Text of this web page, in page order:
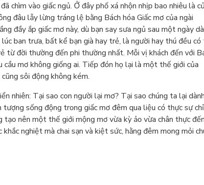
chìm vào giấc ngủ. Ở đây phố xá nhộn nhịp bao nhiêu là
đâu lẫy lừng tráng lệ bằng Bách hóa Giấc mơ của ngài
đầy ắp giấc mơ này, dù bạn say sưa ngủ sau một ngày
ban trưa, bất kể bạn già hay trẻ, là người hay thú đều có
từ đời thường đến phi thường nhất. Mỗi vị khách đến với
cầu mơ không giống ai. Tiếp đón họ lại là một thế giới của
sôi động không kém.
nhiên: Tại sao con người lại mơ? Tại sao chúng ta lại
tượng sống động trong giấc mơ đêm qua liệu có thực sự
tạo nên một thế giới mộng mơ vừa kỳ ảo vừa chân thực
nghiệt mà chai sạn và kiệt sức, hằng đêm mong mỏi